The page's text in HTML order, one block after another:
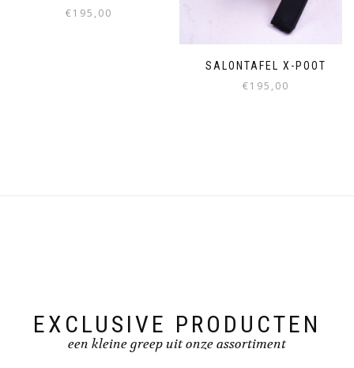
€195,00
SALONTAFEL X-POOT
€195,00
EXCLUSIVE PRODUCTEN
een kleine greep uit onze assortiment